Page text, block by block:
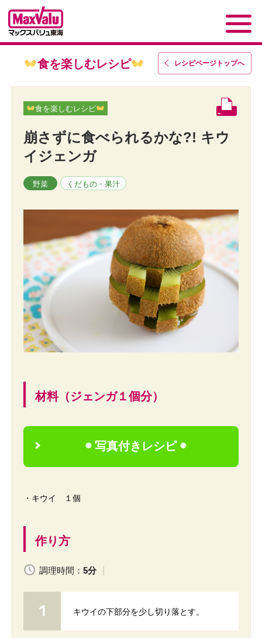
レシピページトップへ
食を楽しむレシピ
食を楽しむレシピ
崩さずに食べられるかな?! キウ
イジェンガ
野菜 くだもの・果汁
材料（ジェンガ１個分）
2 ◉ 写真付きレシピ ◉
・キウイ １個
作り方
調理時間： 5分
キウイの下部分を少し切り落とす。